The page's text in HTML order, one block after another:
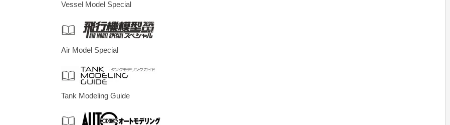
Vessel Model Special
Air Model Special
Tank Modeling Guide